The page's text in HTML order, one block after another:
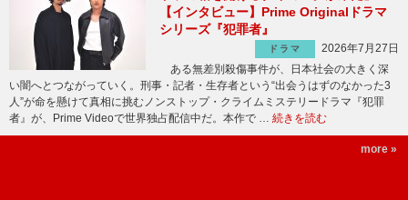
【インタビュー】Prime Originalドラマ
シリーズ『犯罪者』
ドラマ
2026年7月27日
ある無差別殺傷事件が、日本社会の大きく深
い闇へとつながっていく。刑事・記者・生存者という“出会うはずのなかった3
人”が命を懸けて真相に挑むノンストップ・クライムミステリードラマ『犯罪
者』が、Prime Videoで世界独占配信中だ。本作で … 続きを読む
more »